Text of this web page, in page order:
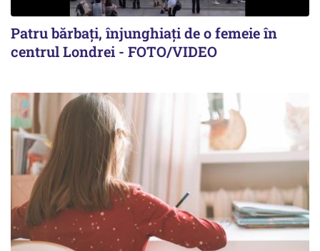
Patru bărbați, înjunghiați de o femeie în
centrul Londrei - FOTO/VIDEO